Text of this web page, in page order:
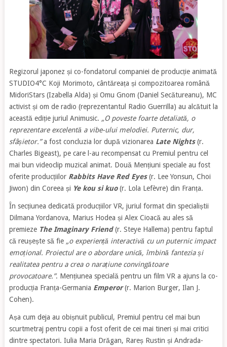
Regizorul japonez și co-fondatorul companiei de producție animată
STUDIO4°C Koji Morimoto, cântăreața și compozitoarea română
MidoriStars (Izabella Alda) și Omu Gnom (Daniel Secătureanu), MC
activist și om de radio (reprezentantul Radio Guerrilla) au alcătuit la
această ediție juriul Animusic. „O poveste foarte detaliată, o
reprezentare excelentă a vibe-ului melodiei. Puternic, dur,
sfâșietor.”a fost concluzia lor după vizionarea Late Nights(r.
Charles Bigeast), pe care l-au recompensat cu Premiul pentru cel
mai bun videoclip muzical animat. Două Mențiuni speciale au fost
oferite producțiilorRabbits Have Red Eyes(r. Lee Yonsun, Choi
Jiwon) din Coreea și Ye kou si kuo(r. Lola Lefèvre) din Franța.
În secțiunea dedicată producțiilor VR, juriul format din specialiștii
Dilmana Yordanova, Marius Hodea și Alex Cioacă au ales să
premieze The Imaginary Friend(r. Steye Hallema) pentru faptul
că reușește să fie „o experiență interactivă cu un puternic impact
emoțional. Proiectul are o abordare unică, îmbină fantezia și
realitatea pentru a crea o narațiune convingătoare
provocatoare.”. Mențiunea specială pentru un film VR a ajuns la co-
producția Franța-Germania Emperor(r. Marion Burger, Ilan J.
Cohen).
Așa cum deja au obișnuit publicul, Premiul pentru cel mai bun
scurtmetraj pentru copii a fost oferit de cei mai tineri și mai critici
dintre spectatori. Iulia Maria Drăgan, Rareș Rustin și Andrada-